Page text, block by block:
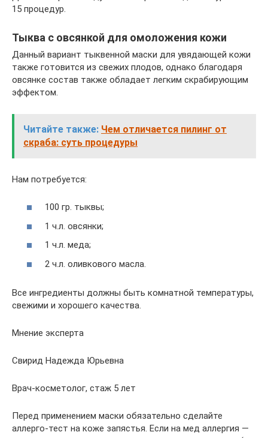
15 процедур.
Тыква с овсянкой для омоложения кожи
Данный вариант тыквенной маски для увядающей кожи
также готовится из свежих плодов, однако благодаря
овсянке состав также обладает легким скрабирующим
эффектом.
Читайте также: Чем отличается пилинг от
скраба: суть процедуры
Нам потребуется:
100 гр. тыквы;
1 ч.л. овсянки;
1 ч.л. меда;
2 ч.л. оливкового масла.
Все ингредиенты должны быть комнатной температуры,
свежими и хорошего качества.
Мнение эксперта
Свирид Надежда Юрьевна
Врач-косметолог, стаж 5 лет
Перед применением маски обязательно сделайте
аллерго-тест на коже запястья. Если на мед аллергия —